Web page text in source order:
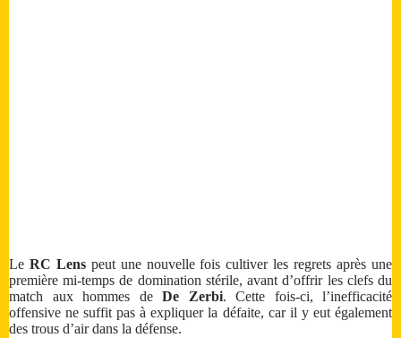
Le RC Lenspeut une nouvelle fois cultiver les regrets après une
première mi-temps de domination stérile, avant d’offrir les clefs du
match aux hommes de De Zerbi. Cette fois-ci, l’inefficacité
offensive ne suffit pas à expliquer la défaite, car il y eut également
des trous d’air dans la défense.